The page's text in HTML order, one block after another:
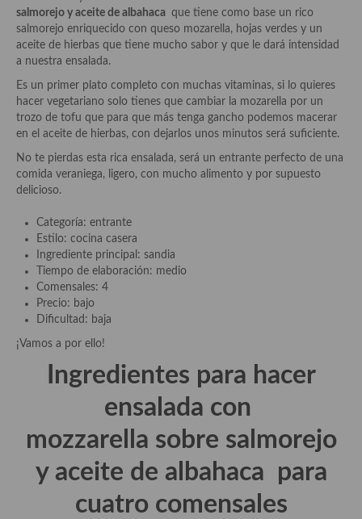
Historia de la gastronomía, platos celebres, cocineros, críticos,
historias culinarias y otras cosas
Origen y evolución de la comida
Protocolo y buenas maneras.
Ocio – restaurantes, bares, tabernas
En El Candelero
Prensa
Recetas
Acompañamientos
Airfryer recetas
Aderezos, salsas, vinagretas, especias, hierbas aromáticas o
Aceites
salmorejo y aceite de albahaca que tiene como base un rico
salmorejo enriquecido con queso mozarella, hojas verdes y un
aceite de hierbas que tiene mucho sabor y que le dará intensidad
a nuestra ensalada.
Es un primer plato completo con muchas vitaminas, si lo quieres
hacer vegetariano solo tienes que cambiar la mozarella por un
trozo de tofu que para que más tenga gancho podemos macerar
en el aceite de hierbas, con dejarlos unos minutos será suficiente.
No te pierdas esta rica ensalada, será un entrante perfecto de una
comida veraniega, ligero, con mucho alimento y por supuesto
delicioso.
Categoría: entrante
Estilo: cocina casera
Ingrediente principal: sandia
Tiempo de elaboración: medio
Comensales: 4
Precio: bajo
Dificultad: baja
¡Vamos a por ello!
Ingredientes para hacer
ensalada con
mozzarella sobre salmorejo
y aceite de albahaca
para
cuatro comensales